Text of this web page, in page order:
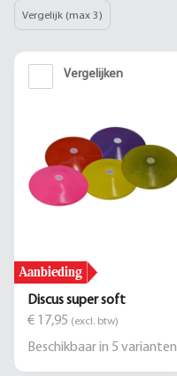
Vergelijk (max 3)
Vergelijken
Aanbieding
Discus super soft
€ 17,95 (excl. btw)
Beschikbaar in 5 varianten